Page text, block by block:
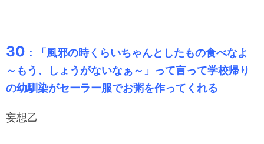
30 ：「風邪の時くらいちゃんとしたもの食べなよ
～もう、しょうがないなぁ～」って言って学校帰り
の幼馴染がセーラー服でお粥を作ってくれる
妄想乙